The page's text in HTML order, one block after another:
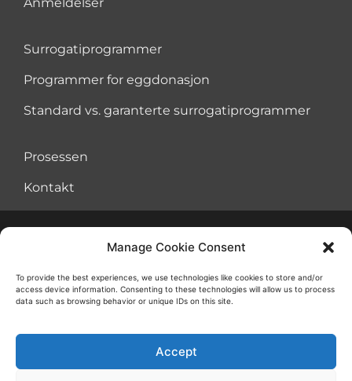
Manage Cookie Consent
To provide the best experiences, we use technologies like cookies to store and/or
access device information. Consenting to these technologies will allow us to process
data such as browsing behavior or unique IDs on this site.
Accept
Surrogatiprogrammer
Programmer for eggdonasjon
Standard vs. garanterte surrogatiprogrammer
Prosessen
Kontakt
Informasjonskapsler
Retningslinjer for personvern